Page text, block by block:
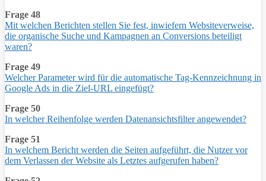
Frage 48
Mit welchen Berichten stellen Sie fest, inwiefern Websiteverweise,
die organische Suche und Kampagnen an Conversions beteiligt
waren?
Frage 49
Welcher Parameter wird für die automatische Tag-Kennzeichnung in
Google Ads in die Ziel-URL eingefügt?
Frage 50
In welcher Reihenfolge werden Datenansichtsfilter angewendet?
Frage 51
In welchem Bericht werden die Seiten aufgeführt, die Nutzer vor
dem Verlassen der Website als Letztes aufgerufen haben?